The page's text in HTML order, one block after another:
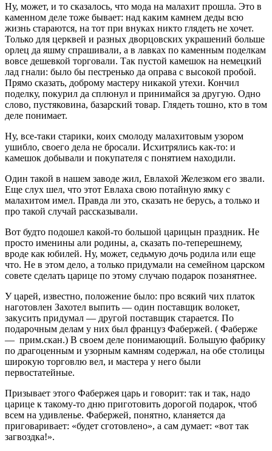
Ну, может, и то сказалось, что мода на малахит прошла. Это в
каменном деле тоже бывает: над каким камнем деды всю
жизнь стараются, на тот при внуках никто глядеть не хочет.
Только для церквей и разных дворцовских украшений больше
орлец да яшму спрашивали, а в лавках по каменным поделкам
вовсе дешевкой торговали. Так пустой камешок на немецкий
лад гнали: было бы пестренько да оправа с высокой пробой.
Прямо сказать, доброму мастеру никакой утехи. Кончил
поделку, покурил да сплюнул и принимайся за другую. Одно
слово, пустяковина, базарский товар. Глядеть тошно, кто в том
деле понимает.
Ну, все-таки старики, коих смолоду малахитовым узором
ушибло, своего дела не бросали. Исхитрялись как-то: и
камешок добывали и покупателя с понятием находили.
Один такой в нашем заводе жил, Евлахой Железком его звали.
Еще слух шел, что этот Евлаха свою потайную ямку с
малахитом имел. Правда ли это, сказать не берусь, а только и
про такой случай рассказывали.
Вот будто подошел какой-то большой царицын праздник. Не
просто именины али родины, а, сказать по-теперешнему,
вроде как юбилей. Ну, может, седьмую дочь родила или еще
что. Не в этом дело, а только придумали на семейном царском
совете сделать царице по этому случаю подарок позанятнее.
У царей, известно, положение было: про всякий чих платок
наготовлен Захотел выпить — один поставщик волокет,
закусить придумал — другой поставщик старается. По
подарочным делам у них был француз Фабержей. ( Фаберже
— прим.скан.) В своем деле понимающий. Большую фабрику
по драгоценным и узорным камням содержал, на обе столицы
широкую торговлю вел, и мастера у него были
первостатейные.
Призывает этого Фабержея царь и говорит: так и так, надо
царице к такому-то дню приготовить дорогой подарок, чтоб
всем на удивленье. Фабержей, понятно, кланяется да
приговаривает: «будет сготовлено», а сам думает: «вот так
загвоздка!».